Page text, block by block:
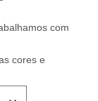
com
cores e